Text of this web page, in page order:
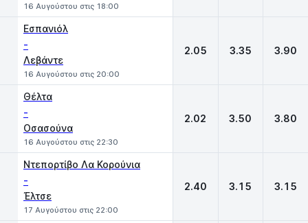
16 Αυγούστου στις 18:00
Εσπανιόλ
-
Λεβάντε
16 Αυγούστου στις 20:00
2.05 3.35 3.90
Θέλτα
-
Οσασούνα
16 Αυγούστου στις 22:30
2.02 3.50 3.80
Ντεπορτίβο Λα Κορούνια
-
Έλτσε
17 Αυγούστου στις 22:00
2.40 3.15 3.15